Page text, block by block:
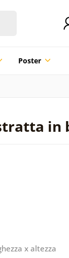
Poster
in
x altezza